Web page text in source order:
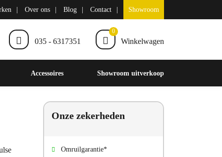
Over ons Blog Contact Showroom
035 - 6317351
0
Winkelwagen
Accessoires Showroom uitverkoop
Onze zekerheden
Omruilgarantie*